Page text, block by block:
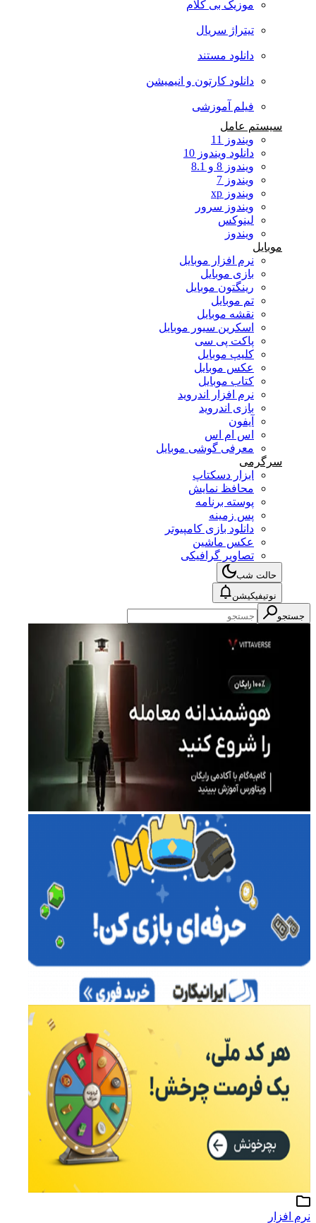
موزیک بی کلام
تیتراژ سریال
دانلود مستند
دانلود کارتون و انیمیشن
فیلم آموزشی
سیستم عامل
ویندوز 11
دانلود ویندوز 10
ویندوز 8 و 8.1
ویندوز 7
ویندوز xp
ویندوز سرور
لینوکس
ویندوز
موبایل
نرم افزار موبایل
بازی موبایل
رینگتون موبایل
تم موبایل
نقشه موبایل
اسکرین سیور موبایل
پاکت پی سی
کلیپ موبایل
عکس موبایل
کتاب موبایل
نرم افزار اندروید
بازی اندروید
آیفون
اس ام اس
معرفی گوشی موبایل
سرگرمی
ابزار دسکتاپ
محافظ نمایش
پوسته برنامه
پس زمینه
دانلود بازی کامپیوتر
عکس ماشین
تصاویر گرافیکی
حالت شب
نوتیفیکیشن
جستجو
نرم افزار